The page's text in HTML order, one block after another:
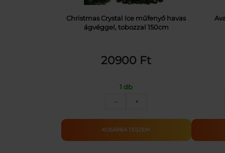
Christmas Crystal Ice műfenyő havas
ágvéggel, tobozzal 150cm
20900 Ft
1 db
–
Ice
műfenyő
+
KOSÁRBA TESZEM